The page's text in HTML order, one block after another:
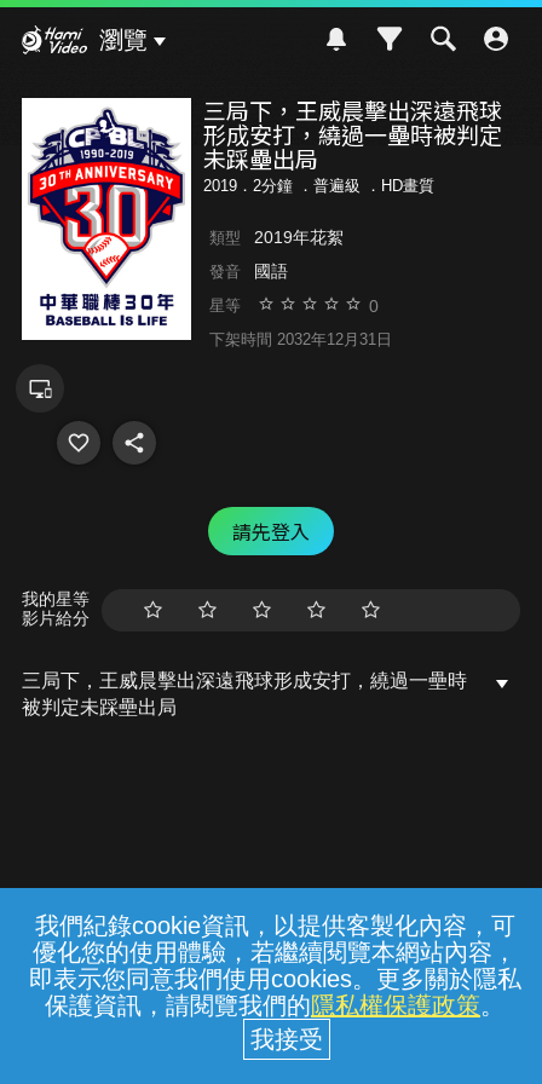
我們紀錄cookie資訊，以提供客製化內容，可
優化您的使用體驗，若繼續閱覽本網站內容，
即表示您同意我們使用cookies。更多關於隱私
保護資訊，請閱覽我們的隱私權保護政策。
瀏覽
三局下，王威晨擊出深遠飛球
形成安打，繞過一壘時被判定
未踩壘出局
2019．2分鐘 ． 普遍級 ．HD畫質
類型 2019年花絮
發音 國語
星等 0
下架時間 2032年12月31日
請先登入
我的星等
影片給分
三局下，王威晨擊出深遠飛球形成安打，繞過一壘時
被判定未踩壘出局
常見問題 線上客服 服務條款 隱私權保護
中華電信股份有限公司個人家庭分公司
(統一編號：96979949) © 2026
{{notifyMsg}}